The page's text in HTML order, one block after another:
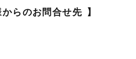
らのお問合せ先